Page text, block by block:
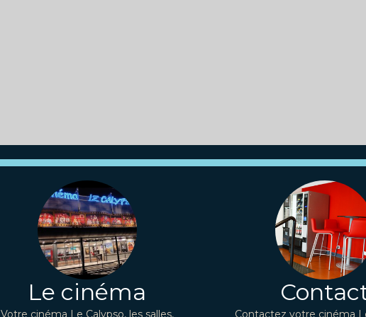
Le cinéma
Votre cinéma Le Calypso, les salles, Contactez votre cinéma